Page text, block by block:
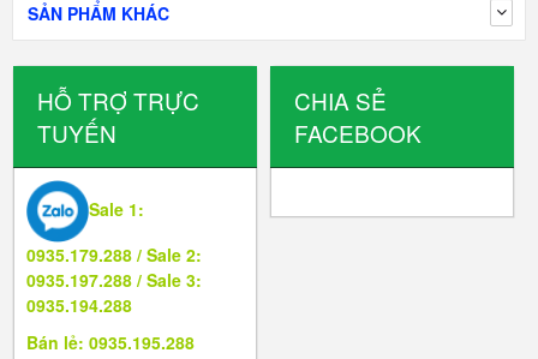
SẢN PHẨM KHÁC
HỖ TRỢ TRỰC
TUYẾN
Sale 1:
0935.179.288 / Sale 2:
0935.197.288 / Sale 3:
0935.194.288
Bán lẻ: 0935.195.288
CHIA SẺ
FACEBOOK